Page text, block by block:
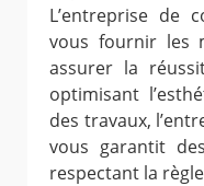
L’entreprise de
vous fournir les
assurer la
optimisant
des travaux,
vous garantit
respectant la